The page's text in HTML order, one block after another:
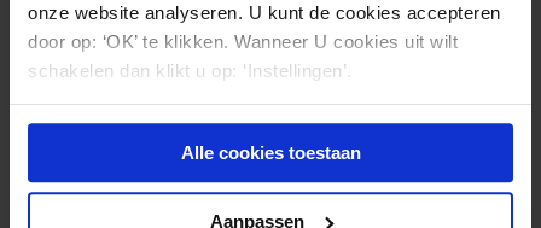
onze website analyseren. U kunt de cookies accepteren
door op: ‘OK’ te klikken. Wanneer U cookies uit wilt
schakelen dan klikt u op: ‘Instellingen’.
Alle cookies toestaan
Aanpassen
General Terms and Conditions of KBS Advocaten
N.V.
public limited company incorporated under
Dutch law and its object is the practice of law